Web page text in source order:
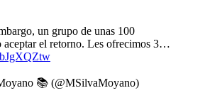
un grupo de unas 100
aceptar el retorno. Les ofrecimos 3…
📚 (@MSilvaMoyano)